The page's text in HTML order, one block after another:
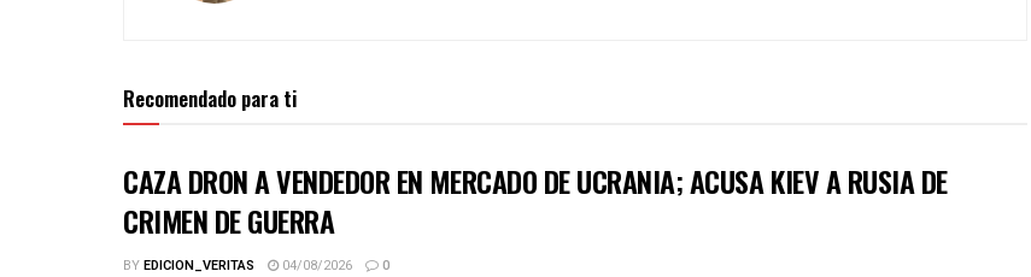
Recomendado para ti
CAZA DRON A VENDEDOR EN MERCADO DE UCRANIA; ACUSA KIEV A RUSIA DE
CRIMEN DE GUERRA
BYEDICION_VERITAS 04/08/2026 0